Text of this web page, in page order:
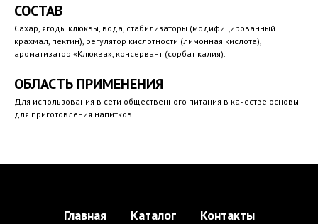
СОСТАВ
Сахар, ягоды клюквы, вода, стабилизаторы (модифицированный
крахмал, пектин), регулятор кислотности (лимонная кислота),
ароматизатор «Клюква», консервант (сорбат калия).
ОБЛАСТЬ ПРИМЕНЕНИЯ
Для использования в сети общественного питания в качестве основы
для приготовления напитков.
Главная Каталог
Контакты